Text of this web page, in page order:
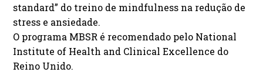
standard” do treino de mindfulness na redução de
stress e ansiedade.
O programa MBSR é recomendado pelo National
Institute of Health and Clinical Excellence do
Reino Unido.